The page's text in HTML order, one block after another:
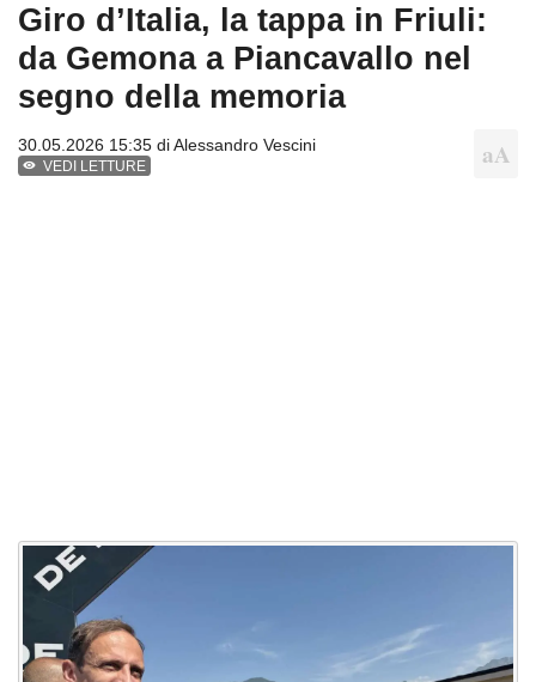
Giro d’Italia, la tappa in Friuli:
da Gemona a Piancavallo nel
segno della memoria
30.05.2026 15:35 diAlessandro Vescini
VEDI LETTURE